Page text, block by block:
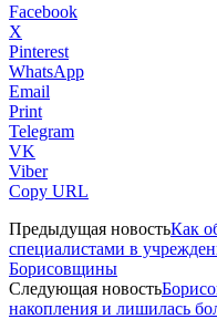
Facebook
X
Pinterest
WhatsApp
Email
Print
Telegram
VK
Viber
Copy URL
Предыдущая новостьКак
специалистами в
Борисовщины
Следующая новость
накопления и лишилась